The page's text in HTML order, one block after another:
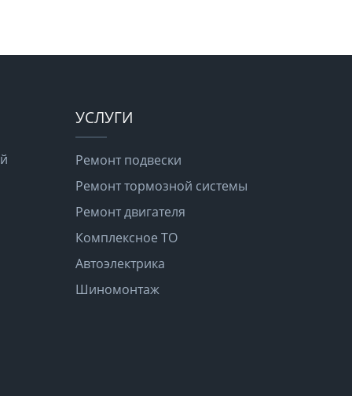
УСЛУГИ
Ремонт подвески
Ремонт тормозной системы
Ремонт двигателя
Комплексное ТО
Автоэлектрика
Шиномонтаж